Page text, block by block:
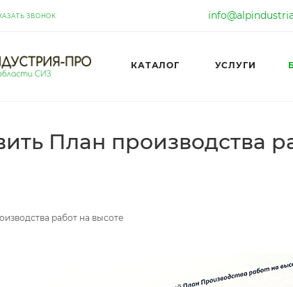
ЗВОНОК
КАТАЛОГ УСЛУГИ
План производства
работ на высоте